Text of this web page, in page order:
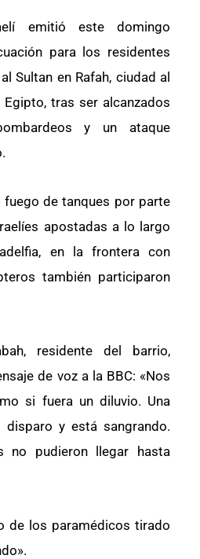
emitió este domingo
para los residentes
Sultan en Rafah, ciudad al
tras ser alcanzados
y un ataque
fuego de tanques por parte
apostadas a lo largo
en la frontera con
también participaron
residente del barrio,
de voz a la BBC: «Nos
si fuera un diluvio. Una
disparo y está sangrando.
no pudieron llegar hasta
de los paramédicos tirado